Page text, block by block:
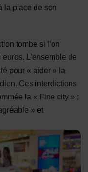
d'un magasin
la place de son
tombe si l’on
L’ensemble de
pour « aider » la
Ces interdictions
la « Fine city » ;
» et